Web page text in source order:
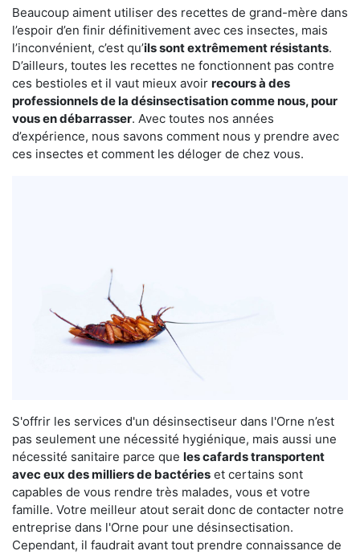
Beaucoup aiment utiliser des recettes de grand-mère dans
l’espoir d’en finir définitivement avec ces insectes, mais
l’inconvénient, c’est qu’ils sont extrêmement résistants.
D’ailleurs, toutes les recettes ne fonctionnent pas contre
ces bestioles et il vaut mieux avoir recours à des
professionnels de la désinsectisation comme nous, pour
vous en débarrasser. Avec toutes nos années
d’expérience, nous savons comment nous y prendre avec
ces insectes et comment les déloger de chez vous.
S'offrir les services d'un désinsectiseur dans l'Orne n’est
pas seulement une nécessité hygiénique, mais aussi une
nécessité sanitaire parce que les cafards transportent
avec eux des milliers de bactéries et certains sont
capables de vous rendre très malades, vous et votre
famille. Votre meilleur atout serait donc de contacter notre
entreprise dans l'Orne pour une désinsectisation.
Cependant, il faudrait avant tout prendre connaissance de